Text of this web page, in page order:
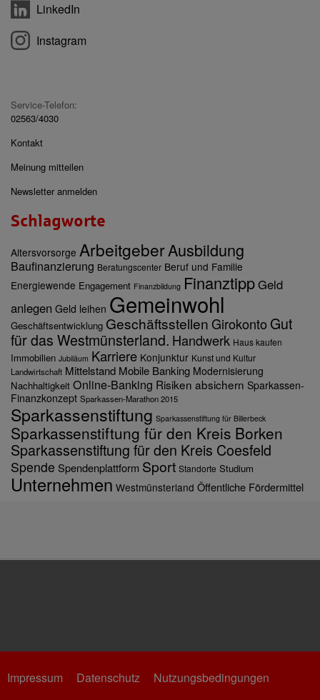
LinkedIn
Instagram
Service-Telefon:
02563/4030
Kontakt
Meinung mitteilen
Newsletter anmelden
Schlagworte
Altersvorsorge ArbeitgeberAusbildung
Baufinanzierung Beratungscenter Beruf und Familie
Energiewende Engagement Finanzbildung FinanztippGeld
anlegen Geld leihen Gemeinwohl
Geschäftsentwicklung Geschäftsstellen Girokonto Gut
für das Westmünsterland. Handwerk Haus kaufen
Immobilien Jubiläum Karriere Konjunktur Kunst und Kultur
Landwirtschaft Mittelstand Mobile Banking Modernisierung
Nachhaltigkeit Online-Banking Risiken absichern Sparkassen-
Finanzkonzept Sparkassen-Marathon 2015
Sparkassenstiftung Sparkassenstiftung für Billerbeck
Sparkassenstiftung für den Kreis Borken
Sparkassenstiftung für den Kreis Coesfeld
Spende Spendenplattform Sport Standorte Studium
Unternehmen Westmünsterland Öffentliche Fördermittel
Impressum Datenschutz
Nutzungsbedingungen